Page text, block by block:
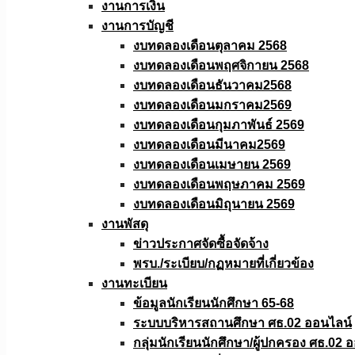
งานการเงิน
งานการบัญชี
งบทดลองเดือนตุลาคม 2568
งบทดลองเดือนพฤศจิกายน 2568
งบทดลองเดือนธันวาคม2568
งบทดลองเดือนมกราคม2569
งบทดลองเดือนกุมภาพันธ์ 2569
งบทดลองเดือนมีนาคม2569
งบทดลองเดือนเมษายน 2569
งบทดลองเดือนพฤษภาคม 2569
งบทดลองเดือนมิถุนายน 2569
งานพัสดุ
ข่าวประกาศจัดซื้อจัดจ้าง
พรบ./ระเบียบ/กฏหมายที่เกี่ยวข้อง
งานทะเบียน
ข้อมูลนักเรียนนักศึกษา 65-68
ระบบบริหารสถานศึกษา ศธ.02 ออนไลน์
กลุ่มนักเรียนนักศึกษา/ผู้ปกครอง ศธ.02